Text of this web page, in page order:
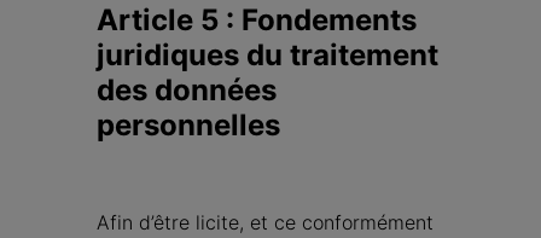
Article 5 : Fondements
juridiques du traitement
des données
personnelles
Afin d’être licite, et ce conformément